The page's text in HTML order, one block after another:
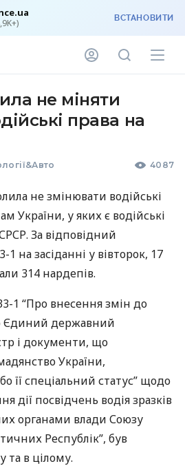
ВСТАНОВИТИ
не міняти
права на
4087
не змінювати водійські
України, у яких є водійські
. За відповідний
на засіданні у вівторок, 17
314 нардепів.
1 “Про внесення змін до
Єдиний державний
і документи, що
України,
її спеціальний статус” щодо
дії посвідчень водія зразків
органами влади Союзу
Республік”, був
та в цілому.